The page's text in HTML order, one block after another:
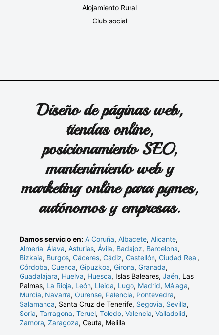
Alojamiento Rural
Club social
Diseño de páginas web,
tiendas online,
posicionamiento SEO,
mantenimiento web y
marketing online para pymes,
autónomos y empresas.
Damos servicio en: A Coruña, Albacete, Alicante,
Almería, Álava, Asturias, Ávila, Badajoz, Barcelona,
Bizkaia, Burgos, Cáceres, Cádiz, Castellón, Ciudad Real,
Córdoba, Cuenca, Gipuzkoa, Girona, Granada,
Guadalajara, Huelva, Huesca, Islas Baleares, Jaén, Las
Palmas, La Rioja, León, Lleida, Lugo, Madrid, Málaga,
Murcia, Navarra, Ourense, Palencia, Pontevedra,
Salamanca, Santa Cruz de Tenerife, Segovia, Sevilla,
Soria, Tarragona, Teruel, Toledo, Valencia, Valladolid,
Zamora, Zaragoza, Ceuta, Melilla